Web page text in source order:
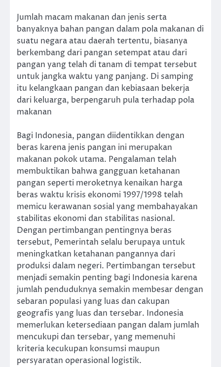
Jumlah macam makanan dan jenis serta
banyaknya bahan pangan dalam pola makanan di
suatu negara atau daerah tertentu, biasanya
berkembang dari pangan setempat atau dari
pangan yang telah di tanam di tempat tersebut
untuk jangka waktu yang panjang. Di samping
itu kelangkaan pangan dan kebiasaan bekerja
dari keluarga, berpengaruh pula terhadap pola
makanan
Bagi Indonesia, pangan diidentikkan dengan
beras karena jenis pangan ini merupakan
makanan pokok utama. Pengalaman telah
membuktikan bahwa gangguan ketahanan
pangan seperti meroketnya kenaikan harga
beras waktu krisis ekonomi 1997/1998 telah
memicu kerawanan sosial yang membahayakan
stabilitas ekonomi dan stabilitas nasional.
Dengan pertimbangan pentingnya beras
tersebut, Pemerintah selalu berupaya untuk
meningkatkan ketahanan pangannya dari
produksi dalam negeri. Pertimbangan tersebut
menjadi semakin penting bagi Indonesia karena
jumlah penduduknya semakin membesar dengan
sebaran populasi yang luas dan cakupan
geografis yang luas dan tersebar. Indonesia
memerlukan ketersediaan pangan dalam jumlah
mencukupi dan tersebar, yang memenuhi
kriteria kecukupan konsumsi maupun
persyaratan operasional logistik.